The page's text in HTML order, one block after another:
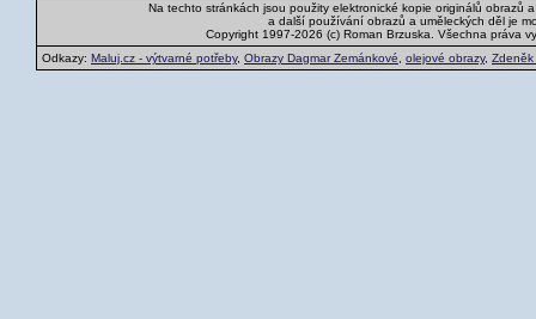
Na techto stránkách jsou použity elektronické kopie originálů obrazů
a další používání obrazů a uměleckých děl je
Copyright 1997-2026 (c) Roman Brzuska. Všechna práva
Odkazy: Maluj.cz - výtvarné potřeby, Obrazy Dagmar Zemánkové olejové obrazy, Zdeněk